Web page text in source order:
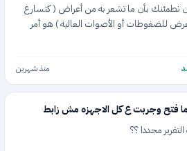
نطمئنك بأن ما تشعر به من أعراض ( كتسارع
للضغوطات أو الأصوات العالية ) هو أمر
و مجربة مع الأطباء المختصين , فلا داعي
جدا مساعدتك و تأمين أقرب موعد لك
له لتبدأ رحلة العلاج و الراحة باذن الله .
منذ شهرين
فتح وجربت ع كل الاجهزه مش زابط
مجددا ؟؟